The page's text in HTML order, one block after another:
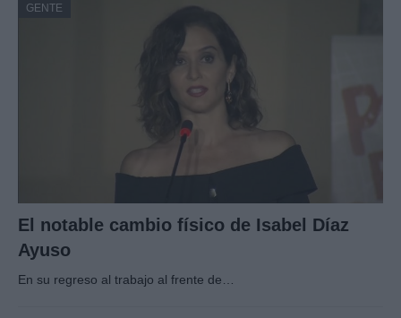
GENTE
El notable cambio físico de Isabel Díaz
Ayuso
En su regreso al trabajo al frente de…